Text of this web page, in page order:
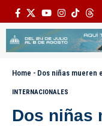
Home - Dos niñas mueren en
INTERNACIONALES
Dos niñas